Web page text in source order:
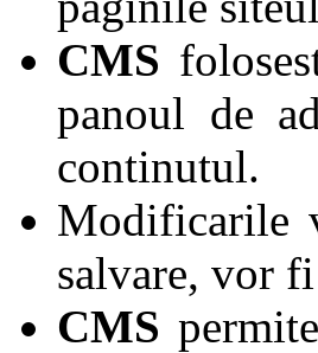
CMS
panoul de
continutul.
Modificarile
salvare, vor
CMS